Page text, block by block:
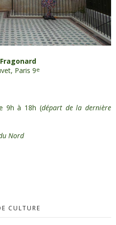
Paris 9e
9h à 18h (départ de la dernière
Nord
CULTURE